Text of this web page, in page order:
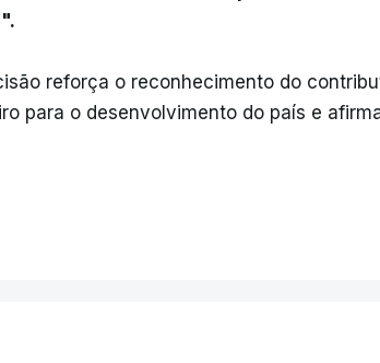
reforça o reconhecimento do
para o desenvolvimento do país e